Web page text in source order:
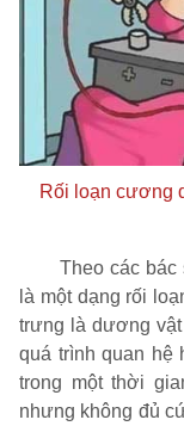
Rối loạn cương
Theo các bác
là một dạng rối
trưng là dương
quá trình quan hệ
trong một thời
nhưng không đủ